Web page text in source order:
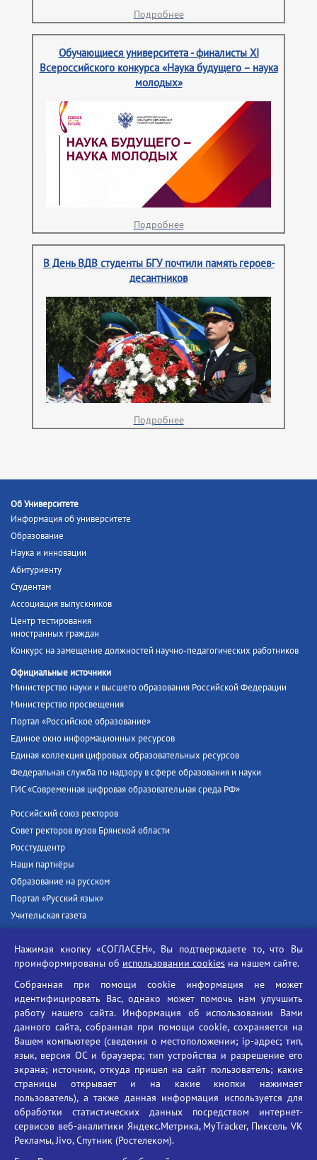
Подробнее
Обучающиеся университета - финалисты XI
Всероссийского конкурса «Наука будущего – наука
молодых»
Подробнее
В День ВДВ студенты БГУ почтили память героев-
десантников
Подробнее
Об Университете
Информация об университете
Образование
Наука и инновации
Абитуриенту
Студентам
Ассоциация выпускников
Центр тестирования
иностранных граждан
Конкурс на замещение должностей научно-педагогических работников
Официальные источники
Министерство науки и высшего образования Российской Федерации
Министерство просвещения
Портал «Российское образование»
Единое окно информационных ресурсов
Единая коллекция цифровых образовательных ресурсов
Федеральная служба по надзору в сфере образования и науки
ГИС «Современная цифровая образовательная среда РФ»
Российский союз ректоров
Совет ректоров вузов Брянской области
Росстудцентр
Наши партнёры
Образование на русском
Портал «Русский язык»
Учительская газета
Единый портал государственных услуг
Противодействие угрозам информационной безопасности
Социальные ролики - Генеральная прокуратура РФ
Противодействие коррупции
БГУ против наркотиков
Брянский государственный университет
имени академика И.Г. Петровского
Время работы: пн-пт 09:00-18:00
E-mail: bryanskgu@mail.ru
Телефон: +7(4832)58-90-85
Нажимая кнопку «СОГЛАСЕН», Вы подтверждаете то, что Вы
проинформированы об использовании cookies на нашем сайте.
Собранная при помощи cookie информация не может
идентифицировать Вас, однако может помочь нам улучшить
работу нашего сайта. Информация об использовании Вами
данного сайта, собранная при помощи cookie, сохраняется на
Вашем компьютере (сведения о местоположении; ip-адрес; тип,
язык, версия ОС и браузера; тип устройства и разрешение его
экрана; источник, откуда пришел на сайт пользователь; какие
страницы открывает и на какие кнопки нажимает
пользователь), а также данная информация используется для
обработки статистических данных посредством интернет-
сервисов веб-аналитики Яндекс.Метрика, MyTracker, Пиксель VK
Рекламы, Jivo, Спутник (Ростелеком).